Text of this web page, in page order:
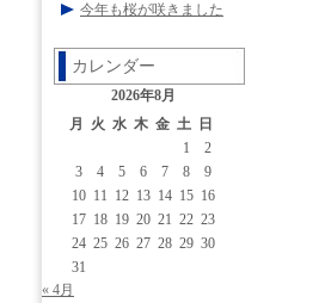
今年も桜が咲きました
カレンダー
2026年8月
月
火 水 木 金 土
日
1
2
3
4 5 6 7 8
9
10 11 12 13 14 15 16
17 18 19 20 21 22 23
24 25 26 27 28 29 30
31
« 4月